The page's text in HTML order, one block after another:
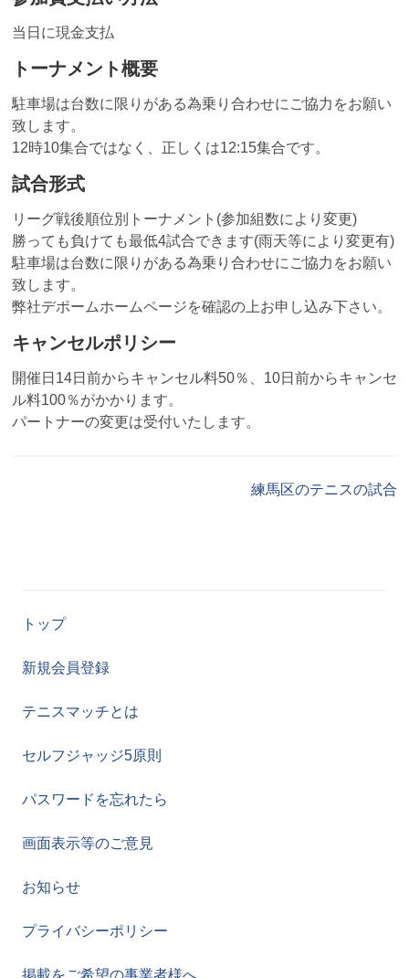
当日に現金支払
トーナメント概要
駐車場は台数に限りがある為乗り合わせにご協力をお願い
致します。
12時10集合ではなく、正しくは12:15集合です。
試合形式
リーグ戦後順位別トーナメント(参加組数により変更)
勝っても負けても最低4試合できます(雨天等により変更有)
駐車場は台数に限りがある為乗り合わせにご協力をお願い
致します。
弊社デポームホームページを確認の上お申し込み下さい。
キャンセルポリシー
開催日14日前からキャンセル料50％、10日前からキャンセ
ル料100％がかかります。
パートナーの変更は受付いたします。
練馬区のテニスの試合
トップ
新規会員登録
テニスマッチとは
セルフジャッジ5原則
パスワードを忘れたら
画面表示等のご意見
お知らせ
プライバシーポリシー